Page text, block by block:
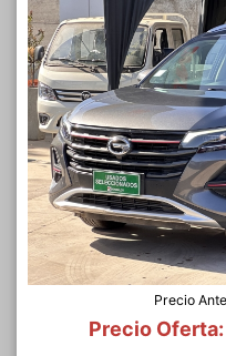
Precio
Precio Oferta: